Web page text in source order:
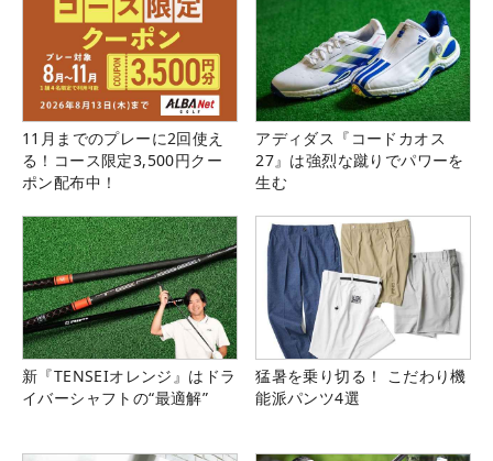
11月までのプレーに2回使え
る！コース限定3,500円クー
ポン配布中！
アディダス『コードカオス
27』は強烈な蹴りでパワーを
生む
新『TENSEIオレンジ』はドラ
イバーシャフトの“最適解”
猛暑を乗り切る！ こだわり機
能派パンツ4選